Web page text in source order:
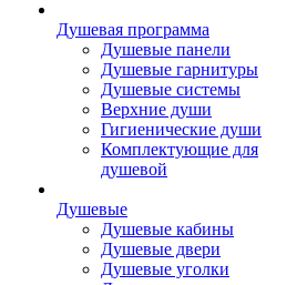
Душевая программа
Душевые панели
Душевые гарнитуры
Душевые системы
Верхние души
Гигиенические души
Комплектующие для
душевой
Душевые
Душевые кабины
Душевые двери
Душевые уголки